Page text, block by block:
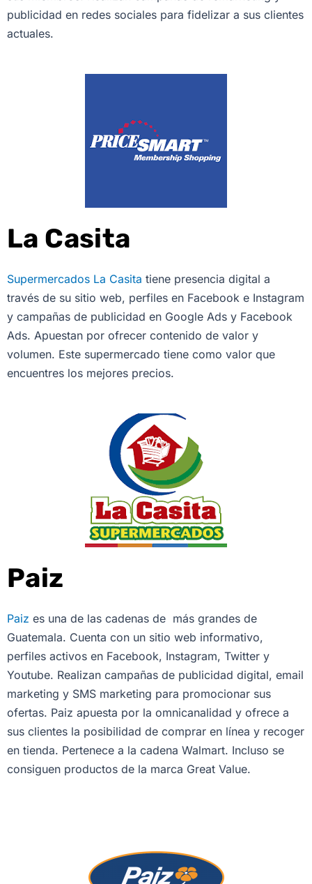
publicidad en redes sociales para fidelizar a sus clientes
actuales.
La Casita
Supermercados La Casita tiene presencia digital a
través de su sitio web, perfiles en Facebook e Instagram
y campañas de publicidad en Google Ads y Facebook
Ads. Apuestan por ofrecer contenido de valor y
volumen. Este supermercado tiene como valor que
encuentres los mejores precios.
Paiz
Paiz es una de las cadenas de más grandes de
Guatemala. Cuenta con un sitio web informativo,
perfiles activos en Facebook, Instagram, Twitter y
Youtube. Realizan campañas de publicidad digital, email
marketing y SMS marketing para promocionar sus
ofertas. Paiz apuesta por la omnicanalidad y ofrece a
sus clientes la posibilidad de comprar en línea y recoger
en tienda. Pertenece a la cadena Walmart. Incluso se
consiguen productos de la marca Great Value.